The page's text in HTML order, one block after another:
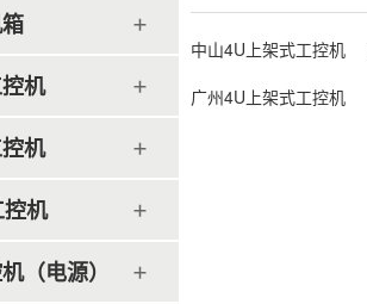
机
机
机
（电源）
中山4U上架式工控机
广州4U上架式工控机